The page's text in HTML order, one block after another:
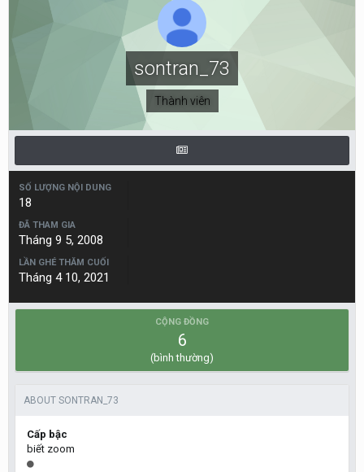
sontran_73
Thành viên
SỐ LƯỢNG NỘI DUNG
18
ĐÃ THAM GIA
Tháng 9 5, 2008
LẦN GHÉ THĂM CUỐI
Tháng 4 10, 2021
CỘNG ĐỒNG
6
(bình thường)
ABOUT SONTRAN_73
Cấp bậc
biết zoom